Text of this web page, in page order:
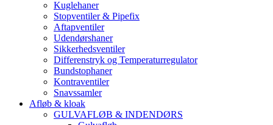
Kuglehaner
Stopventiler & Pipefix
Aftapventiler
Udendørshaner
Sikkerhedsventiler
Differenstryk og Temperaturregulator
Bundstophaner
Kontraventiler
Snavssamler
Afløb & kloak
GULVAFLØB & INDENDØRS